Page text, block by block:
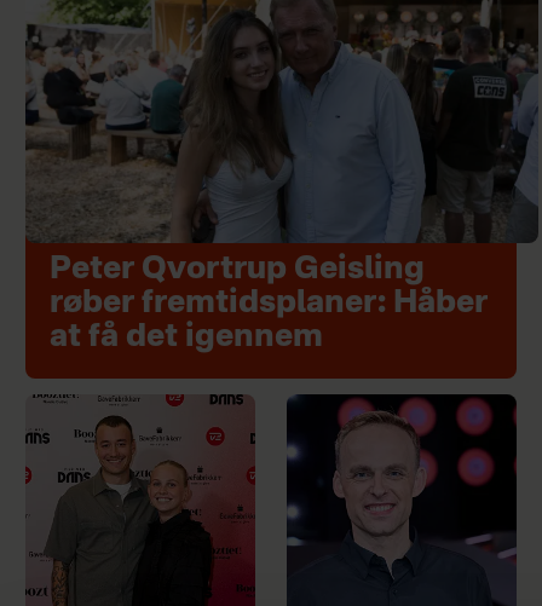
Peter Qvortrup Geisling
røber fremtidsplaner: Håber
at få det igennem